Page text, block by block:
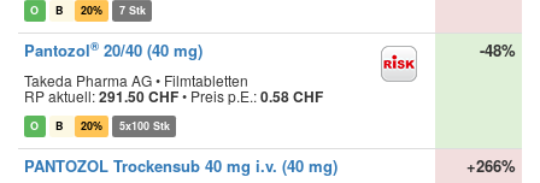
O B 20% 7 Stk
Pantozol® 20/40 (40 mg)
Takeda Pharma AG • Filmtabletten
RP aktuell:291.50 CHF• Preis p.E.:0.58 CHF
O B 20% 5x100 Stk
-48%
PANTOZOL Trockensub 40 mg i.v. (40 mg) +266%